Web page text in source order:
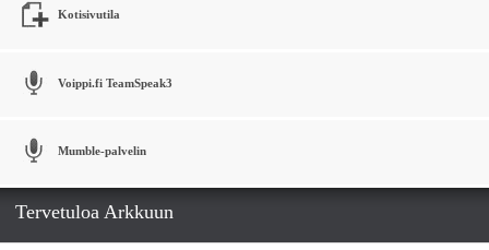
Kotisivutila
Voippi.fi TeamSpeak3
Mumble-palvelin
Tervetuloa Arkkuun